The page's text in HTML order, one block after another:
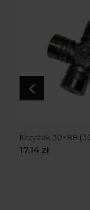
4
Krzyżak 30×88
17,14 zł